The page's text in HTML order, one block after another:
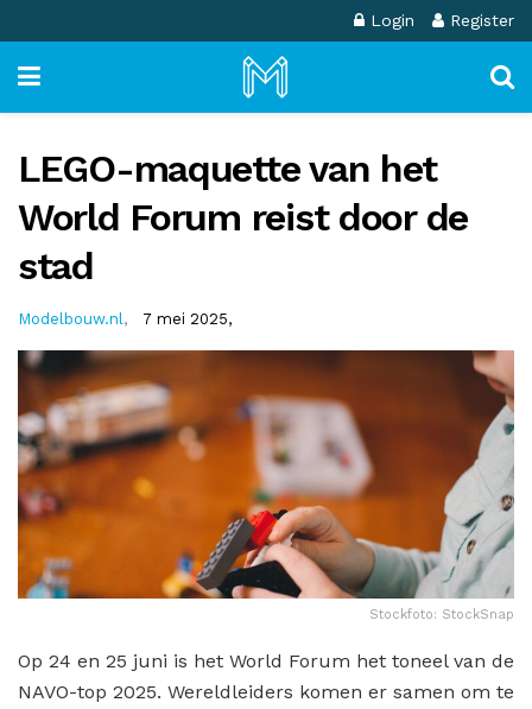
Login Register
LEGO-maquette van het
World Forum reist door de
stad
Modelbouw.nl , 7 mei 2025,
Stockfoto: StockSnap
Op 24 en 25 juni is het World Forum het toneel van de
NAVO-top 2025. Wereldleiders komen er samen om te